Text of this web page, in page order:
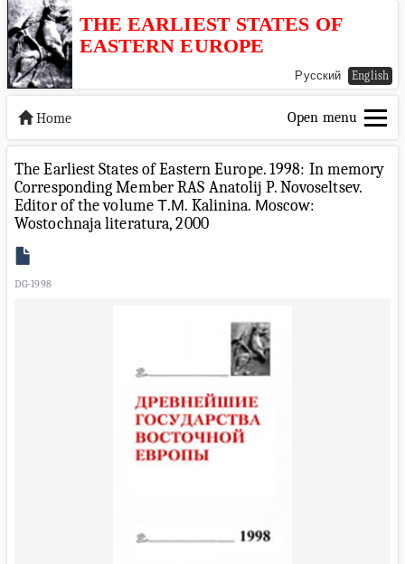
THE EARLIEST STATES OF
EASTERN EUROPE
Русский English
Home Open menu
The Earliest States of Eastern Europe. 1998: In memory
Corresponding Member RAS Anatolij P. Novoseltsev.
Editor of the volume Т.М. Kalinina. Мoscow:
Wostochnaja literatura, 2000
DG-1998